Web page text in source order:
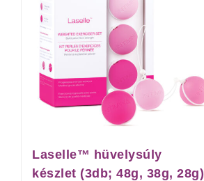
Laselle™ hüvelysúly
készlet (3db; 48g, 38g, 28g)